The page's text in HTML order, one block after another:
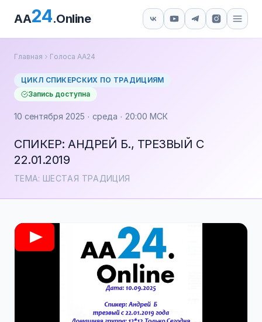
AA24.Online
Главная Голоса АА24
ЦИКЛ СПИКЕРСКИХ ПО ТРАДИЦИЯМ
Запись доступна
10 сентября 2025 · среда · 20:00 МСК
СПИКЕР: АНДРЕЙ Б., ТРЕЗВЫЙ С
22.01.2019
ТЕМА: ШЕСТАЯ ТРАДИЦИЯ